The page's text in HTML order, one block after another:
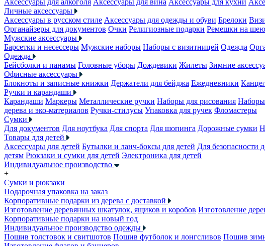
Аксессуары для алкоголя Аксессуары для вина Аксессуары для кухни
Личные аксессуары
Аксессуары в русском стиле Аксессуары для одежды и обуви Брелоки
Органайзеры для документов Очки Религиозные подарки Ремешки на шею
Мужские аксессуары
Барсетки и несессеры Мужские наборы Наборы с визитницей Одежда
Одежда
Бейсболки и панамы Головные уборы Дождевики Жилеты Зимние
Офисные аксессуары
Блокноты и записные книжки Держатели для бейджа Ежедневники
Ручки и карандаши
Карандаши Маркеры Металлические ручки Наборы для рисования
дерева и эко-материалов Ручки-стилусы Упаковка для ручек Фломастеры
Сумки
Для документов Для ноутбука Для спорта Для шопинга Дорожные сумки
Товары для детей
Аксессуары для детей Бутылки и ланч-боксы для детей Для безопасности
детям Рюкзаки и сумки для детей Электроника для детей
Индивидуальное производство
+
Сумки и рюкзаки
Подарочная упаковка на заказ
Корпоративные подарки из дерева с доставкой
Изготовление деревянных шкатулок, ящиков и коробов Изготовление
Корпоративные подарки на новый год
Индивидуальное производство одежды
Пошив толстовок и свитшотов Пошив футболок и лонгсливов Пошив